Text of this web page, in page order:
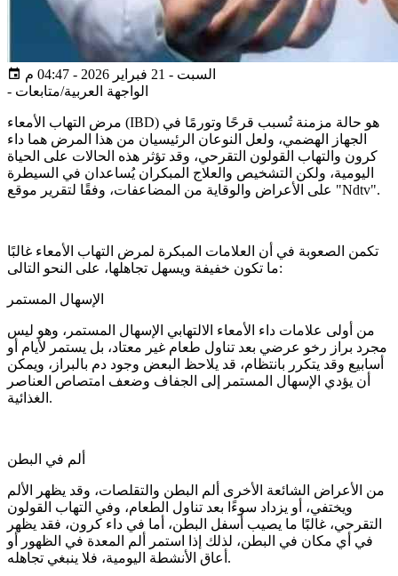
السبت - 21 فبراير 2026 - 04:47 م
- الواجهة العربية/متابعات
مرض التهاب الأمعاء (IBD) هو حالة مزمنة تُسبب قرحًا وتورمًا في
الجهاز الهضمي، ولعل النوعان الرئيسيان من هذا المرض هما داء
كرون والتهاب القولون التقرحي، وقد تؤثر هذه الحالات على الحياة
اليومية، ولكن التشخيص والعلاج المبكران يُساعدان في السيطرة
على الأعراض والوقاية من المضاعفات، وفقًا لتقرير موقع "Ndtv".
تكمن الصعوبة في أن العلامات المبكرة لمرض التهاب الأمعاء غالبًا
ما تكون خفيفة ويسهل تجاهلها، على النحو التالى:
الإسهال المستمر
من أولى علامات داء الأمعاء الالتهابي الإسهال المستمر، وهو ليس
مجرد براز رخو عرضي بعد تناول طعام غير معتاد، بل يستمر لأيام أو
أسابيع وقد يتكرر بانتظام، قد يلاحظ البعض وجود دم بالبراز، ويمكن
أن يؤدي الإسهال المستمر إلى الجفاف وضعف امتصاص العناصر
الغذائية.
ألم في البطن
من الأعراض الشائعة الأخرى ألم البطن والتقلصات، وقد يظهر الألم
ويختفي، أو يزداد سوءًا بعد تناول الطعام، وفي التهاب القولون
التقرحي، غالبًا ما يصيب أسفل البطن، أما في داء كرون، فقد يظهر
في أي مكان في البطن، لذلك إذا استمر ألم المعدة في الظهور أو
أعاق الأنشطة اليومية، فلا ينبغي تجاهله.